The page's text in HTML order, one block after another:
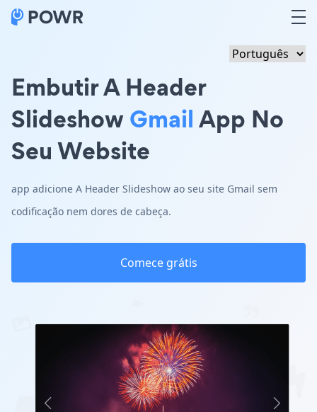
Embutir A Header
SlideshowGmailApp No
Seu Website
app adicione A Header Slideshow ao seu site Gmail sem
codificação nem dores de cabeça.
Comece grátis